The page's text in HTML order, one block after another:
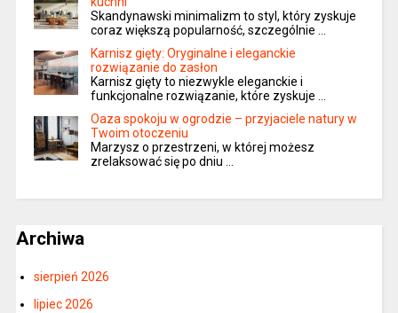
Skandynawski minimalizm to styl, który zyskuje
coraz większą popularność, szczególnie …
Karnisz gięty: Oryginalne i eleganckie
rozwiązanie do zasłon
Karnisz gięty to niezwykle eleganckie i
funkcjonalne rozwiązanie, które zyskuje …
Oaza spokoju w ogrodzie – przyjaciele natury w
Twoim otoczeniu
Marzysz o przestrzeni, w której możesz
zrelaksować się po dniu …
Archiwa
sierpień 2026
lipiec 2026